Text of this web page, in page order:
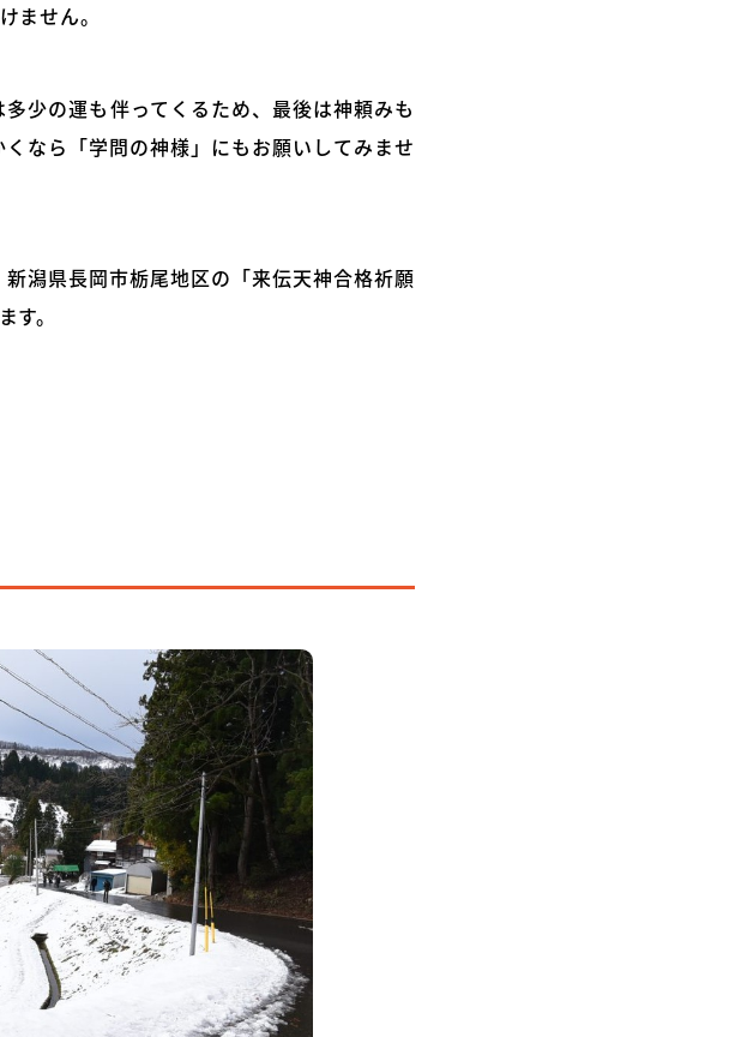
ません。
少の運も伴ってくるため、最後は神頼みも
なら「学問の神様」にもお願いしてみませ
潟県長岡市栃尾地区の「来伝天神合格祈願
。